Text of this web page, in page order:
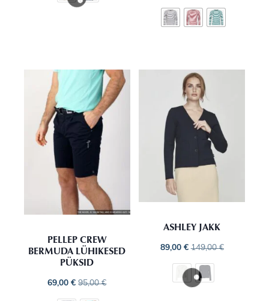
PELLEP CREW
BERMUDA LÜHIKESED
PÜKSID
69,00€ 95,00€
ASHLEY JAKK
89,00 € 149,00€